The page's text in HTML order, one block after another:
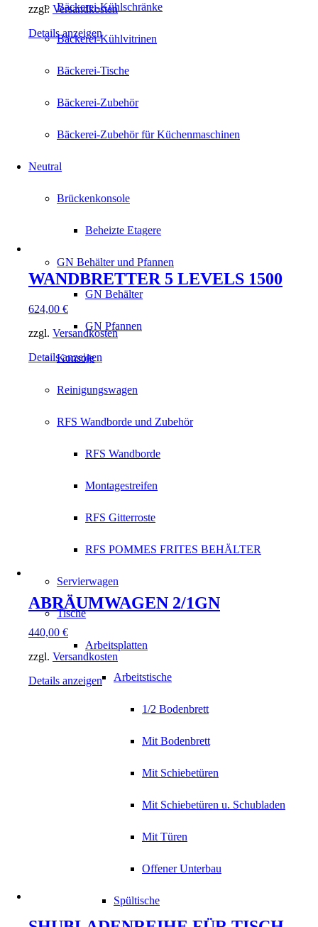
Bäckerei-Kühlschränke
Bäckerei-Kühlvitrinen
Bäckerei-Tische
Bäckerei-Zubehör
Bäckerei-Zubehör für Küchenmaschinen
Neutral
Brückenkonsole
Beheizte Etagere
GN Behälter und Pfannen
GN Behälter
GN Pfannen
Konsole
Reinigungswagen
RFS Wandborde und Zubehör
RFS Wandborde
Montagestreifen
RFS Gitterroste
RFS POMMES FRITES BEHÄLTER
Servierwagen
Tische
Arbeitsplatten
Arbeitstische
1/2 Bodenbrett
Mit Bodenbrett
Mit Schiebetüren
Mit Schiebetüren u. Schubladen
Mit Türen
Offener Unterbau
Spültische
zzgl. Versandkosten
Details anzeigen
WANDBRETTER 5 LEVELS 1500
624,00 €
zzgl. Versandkosten
Details anzeigen
ABRÄUMWAGEN 2/1GN
440,00 €
zzgl. Versandkosten
Details anzeigen